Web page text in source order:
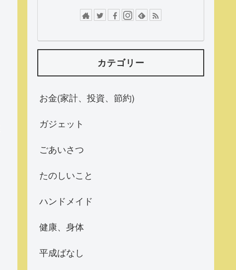
カテゴリー
お金(家計、投資、節約)
ガジェット
ごあいさつ
たのしいこと
ハンドメイド
健康、身体
平成ばなし